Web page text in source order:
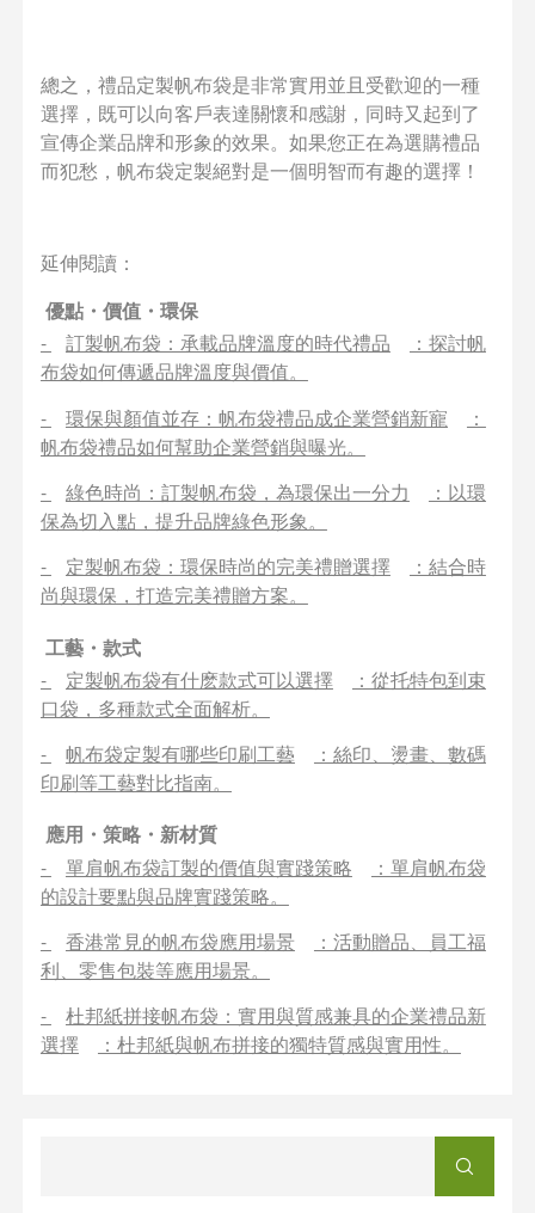
總之，禮品定製帆布袋是非常實用並且受歡迎的一種
選擇，既可以向客戶表達關懷和感謝，同時又起到了
宣傳企業品牌和形象的效果。如果您正在為選購禮品
而犯愁，帆布袋定製絕對是一個明智而有趣的選擇！
延伸閱讀：
優點・價值・環保
-
訂製帆布袋：承載品牌溫度的時代禮品
：探討帆
布袋如何傳遞品牌溫度與價值。
-
環保與顏值並存：帆布袋禮品成企業營銷新寵
：
帆布袋禮品如何幫助企業營銷與曝光。
-
綠色時尚：訂製帆布袋，為環保出一分力
：以環
保為切入點，提升品牌綠色形象。
-
定製帆布袋：環保時尚的完美禮贈選擇
：結合時
尚與環保，打造完美禮贈方案。
工藝・款式
-
定製帆布袋有什麽款式可以選擇
：從托特包到束
口袋，多種款式全面解析。
-
帆布袋定製有哪些印刷工藝
：絲印、燙畫、數碼
印刷等工藝對比指南。
應用・策略・新材質
-
單肩帆布袋訂製的價值與實踐策略
：單肩帆布袋
的設計要點與品牌實踐策略。
-
香港常見的帆布袋應用場景
：活動贈品、員工福
利、零售包裝等應用場景。
-
杜邦紙拼接帆布袋：實用與質感兼具的企業禮品新
選擇
：杜邦紙與帆布拼接的獨特質感與實用性。